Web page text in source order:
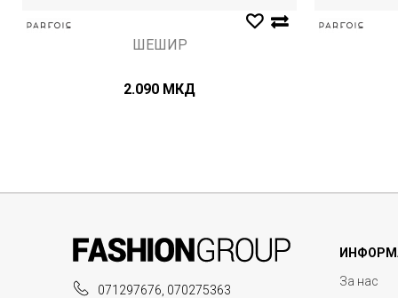
ШЕШИР
2.090 МКД
071297676, 070275363
За нас